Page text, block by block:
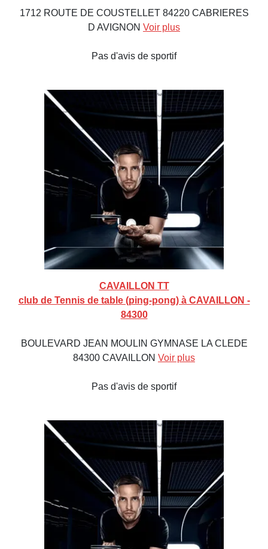
1712 ROUTE DE COUSTELLET 84220 CABRIERES
D AVIGNON Voir plus
Pas d'avis de sportif
CAVAILLON TT
club de Tennis de table (ping-pong) à CAVAILLON -
84300
BOULEVARD JEAN MOULIN GYMNASE LA CLEDE
84300 CAVAILLON Voir plus
Pas d'avis de sportif